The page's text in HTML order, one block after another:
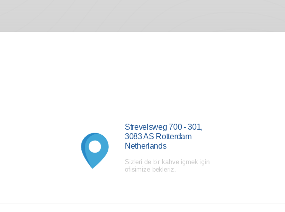
Strevelsweg 700 - 301,
3083 AS Rotterdam
Netherlands
Sizleri de bir kahve içmek için
ofisimize bekleriz.